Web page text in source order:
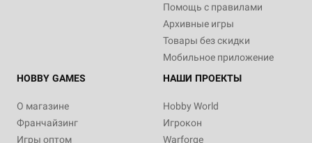
Помощь с правилами
Архивные игры
Товары без скидки
Мобильное приложение
HOBBY GAMES
О магазине
Франчайзинг
Игры оптом
НАШИ ПРОЕКТЫ
Hobby World
Игрокон
Warforge